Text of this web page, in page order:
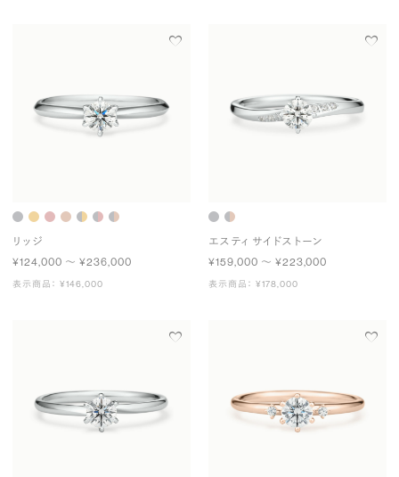
リッジ
¥124,000 〜 ¥236,000
表示商品： ¥146,000
エスティ サイドストーン
¥159,000 〜 ¥223,000
表示商品： ¥178,000